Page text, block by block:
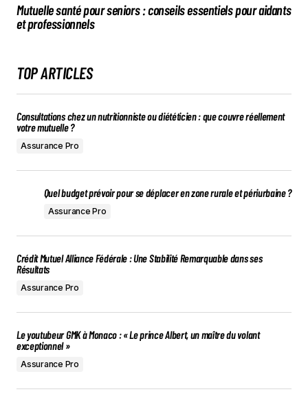
Mutuelle santé pour seniors : conseils essentiels pour aidants
et professionnels
TOP ARTICLES
Consultations chez un nutritionniste ou diététicien : que couvre réellement
votre mutuelle ?
Assurance Pro
Quel budget prévoir pour se déplacer en zone rurale et périurbaine ?
Assurance Pro
Crédit Mutuel Alliance Fédérale : Une Stabilité Remarquable dans ses
Résultats
Assurance Pro
Le youtubeur GMK à Monaco : « Le prince Albert, un maître du volant
exceptionnel »
Assurance Pro